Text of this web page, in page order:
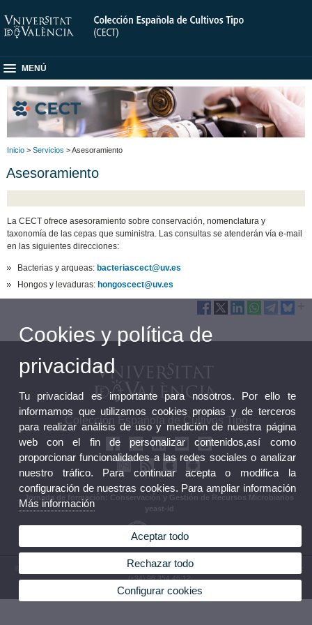
MENÚ
Inicio > Servicios > Asesoramiento
Asesoramiento
La CECT ofrece asesoramiento sobre conservación, nomenclatura y
taxonomía de las cepas que suministra. Las consultas se atenderán vía e-mail
en las siguientes direcciones:
Bacterias y arqueas:bacteriascect@uv.es
Hongos y levaduras:hongoscect@uv.es
Colección Española de Cultivos Tipo
Jornada de formación: Conservación y Gestión de Recursos Microbianos
yeast-id
© 2026 UV. - C/ Catedrático Agustín Escardino, 9. 46980 Paterna (Valencia). España. Tel:
(+34) 96 354 46 12
Accesibilidad|Política privacidad|Cookies
Cookies y política de
privacidad
Tu privacidad es importante para nosotros. Por ello te
informamos que utilizamos cookies propias y de terceros
para realizar análisis de uso y medición de nuestra página
web con el fin de personalizar contenidos,así como
proporcionar funcionalidades a las redes sociales o analizar
nuestro tráfico. Para continuar acepta o modifica la
configuración de nuestras cookies. Para ampliar información
Más información
Aceptar todo
Rechazar todo
Configurar cookies